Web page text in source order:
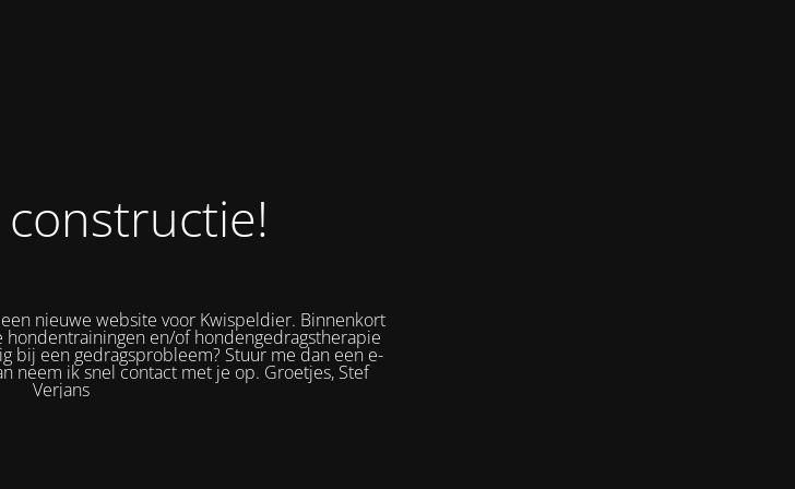
nieuwe website voor Kwispeldier. Binnenkort
en/of hondengedragstherapie
bij een gedragsprobleem? Stuur me dan een e-
neem ik snel contact met je op. Groetjes, Stef
Verjans